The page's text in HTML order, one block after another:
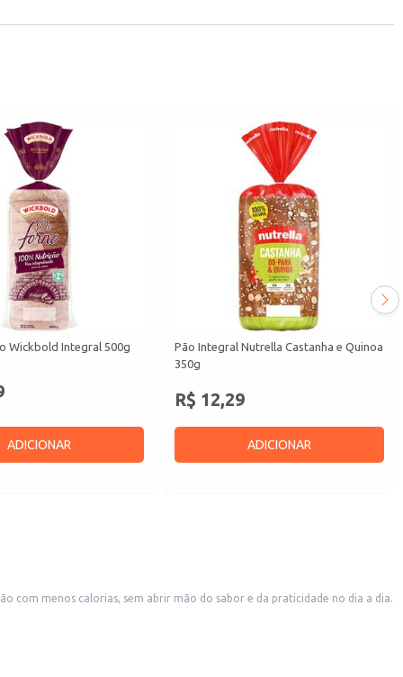
Wickbold Integral 500g
ADICIONAR
Pão Integral Nutrella Castanha e Quinoa
350g
R$ 12,29
ADICIONAR
com menos calorias, sem abrir mão do sabor e da praticidade no dia a dia.